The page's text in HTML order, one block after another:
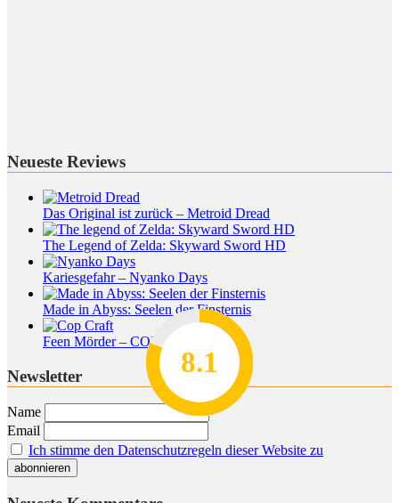
Neueste Reviews
Das Original ist zurück – Metroid Dread
8.2
The Legend of Zelda: Skyward Sword HD
7.8
Kariesgefahr – Nyanko Days
7.1
Made in Abyss: Seelen der Finsternis
7
Feen Mörder – COP CRAFT
8.1
Newsletter
Name
Email
Ich stimme den Datenschutzregeln dieser Website zu